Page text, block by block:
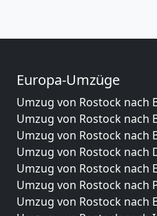
Europa-Umzüge
Umzug von Rostock nach
Umzug von Rostock nach
Umzug von Rostock nach
Umzug von Rostock nach
Umzug von Rostock nach
Umzug von Rostock nach
Umzug von Rostock nach